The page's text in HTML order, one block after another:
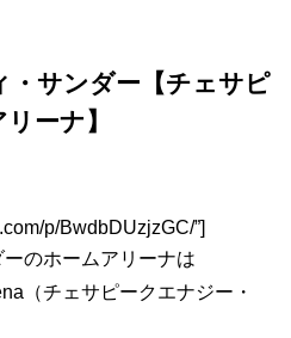
・サンダー【チェサピ
ーナ】
p/BwdbDUzjzGC/”]
のホームアリーナは
（チェサピークエナジー・